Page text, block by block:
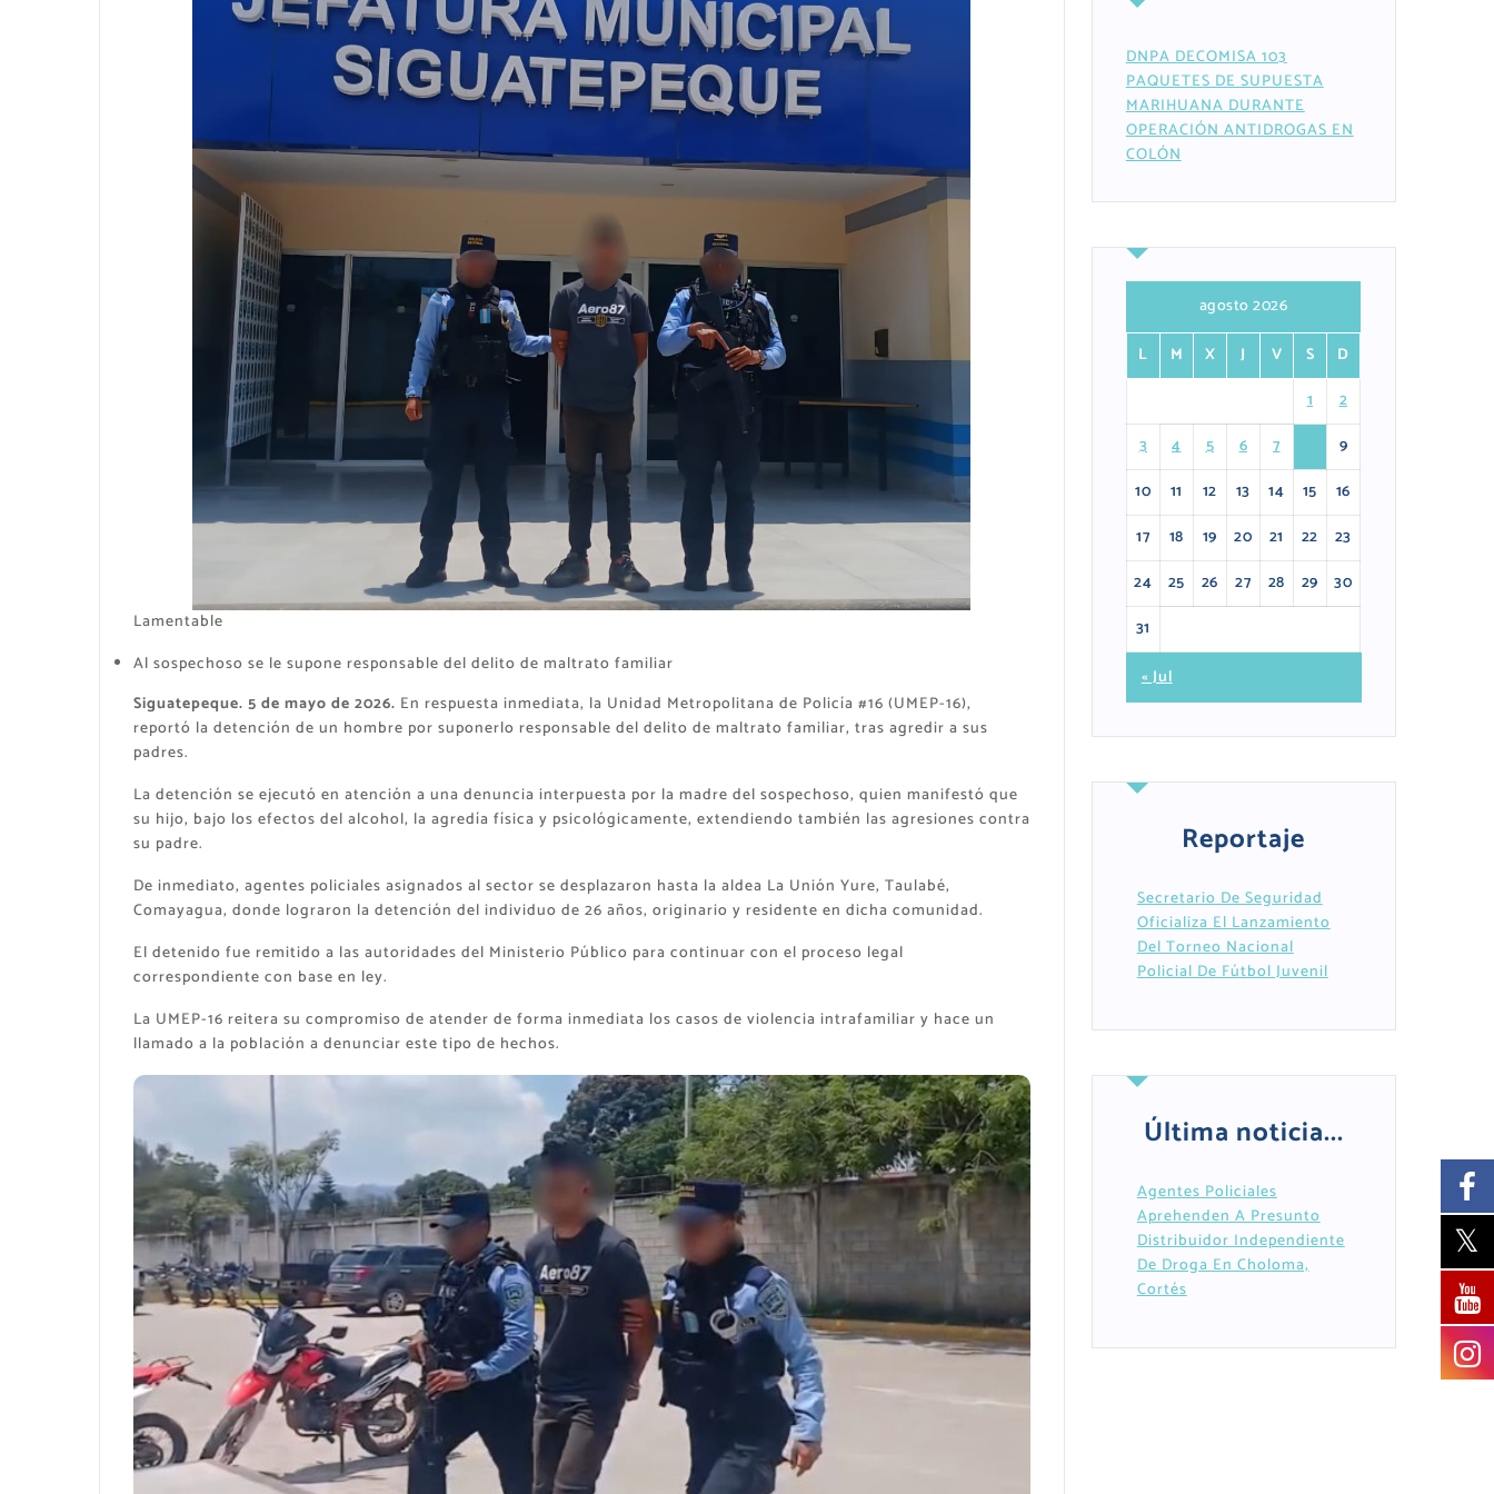
Lamentable
Al sospechoso se le supone responsable del delito de maltrato familiar
Siguatepeque. 5 de mayo de 2026. En respuesta inmediata, la Unidad Metropolitana de Policía #16 (UMEP-16),
reportó la detención de un hombre por suponerlo responsable del delito de maltrato familiar, tras agredir a sus
padres.
La detención se ejecutó en atención a una denuncia interpuesta por la madre del sospechoso, quien manifestó que
su hijo, bajo los efectos del alcohol, la agredía física y psicológicamente, extendiendo también las agresiones contra
su padre.
De inmediato, agentes policiales asignados al sector se desplazaron hasta la aldea La Unión Yure, Taulabé,
Comayagua, donde lograron la detención del individuo de 26 años, originario y residente en dicha comunidad.
El detenido fue remitido a las autoridades del Ministerio Público para continuar con el proceso legal
correspondiente con base en ley.
La UMEP-16 reitera su compromiso de atender de forma inmediata los casos de violencia intrafamiliar y hace un
llamado a la población a denunciar este tipo de hechos.
DNPA DECOMISA 103
PAQUETES DE SUPUESTA
MARIHUANA DURANTE
OPERACIÓN ANTIDROGAS EN
COLÓN
agosto 2026
L
M X J V S
D
1
2
3
4 5 6 7
9
10
11 12 13 14 15
16
17
18 19 20 21 22
23
24
25 26 27 28 29
30
31
« Jul
Reportaje
Secretario De Seguridad
Oficializa El Lanzamiento
Del Torneo Nacional
Policial De Fútbol Juvenil
Última noticia...
Agentes Policiales
Aprehenden A Presunto
Distribuidor Independiente
De Droga En Choloma,
Cortés